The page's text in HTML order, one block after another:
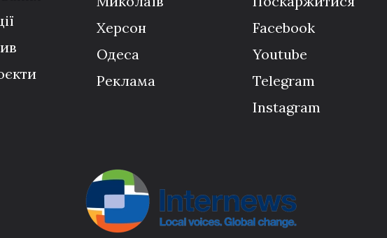
Херсон
Одеса
Реклама
Facebook
Youtube
Telegram
Instagram